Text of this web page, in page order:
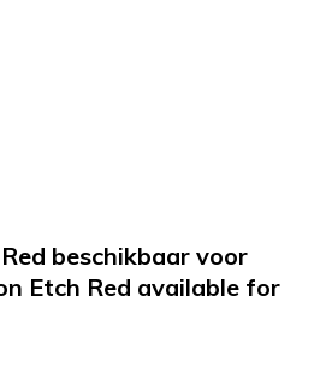
beschikbaar voor
Etch Red available for